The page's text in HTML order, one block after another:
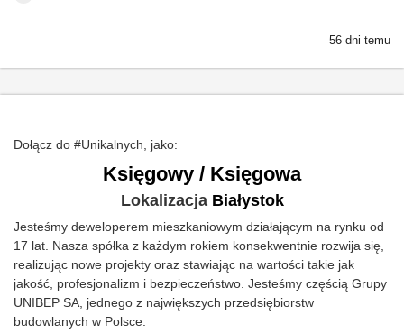
56 dni temu
Dołącz do #Unikalnych, jako:
Księgowy / Księgowa
LokalizacjaBiałystok
Jesteśmy deweloperem mieszkaniowym działającym na rynku od
17 lat. Nasza spółka z każdym rokiem konsekwentnie rozwija się,
realizując nowe projekty oraz stawiając na wartości takie jak
jakość, profesjonalizm i bezpieczeństwo. Jesteśmy częścią Grupy
UNIBEP SA, jednego z największych przedsiębiorstw
budowlanych w Polsce.